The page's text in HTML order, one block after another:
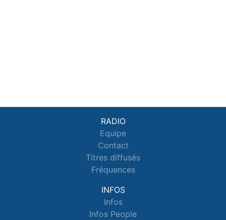
RADIO
Equipe
Contact
Titres diffusés
Fréquences
INFOS
Infos
Infos People